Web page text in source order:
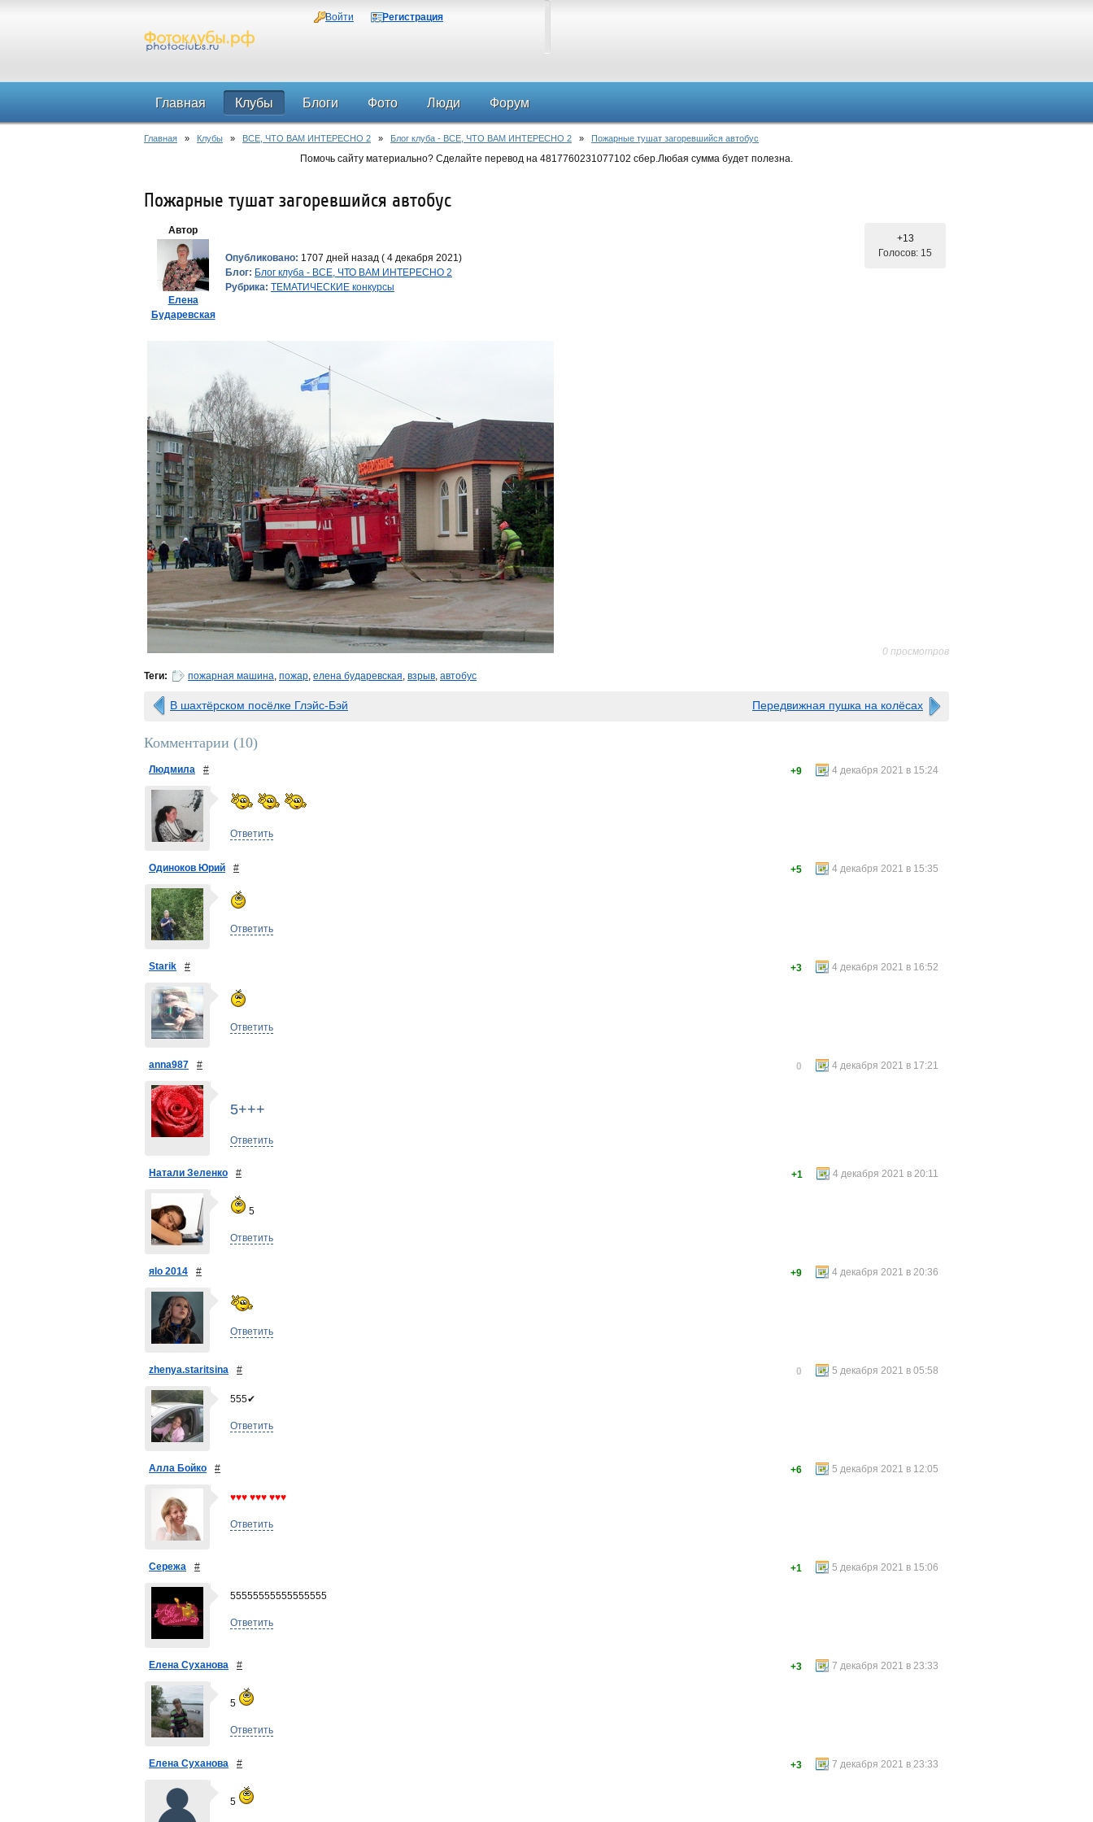
Войти Регистрация
Главная Клубы Блоги Фото Люди Форум
Главная » Клубы » ВСЕ, ЧТО ВАМ ИНТЕРЕСНО 2 » Блог клуба - ВСЕ, ЧТО ВАМ ИНТЕРЕСНО 2 » Пожарные тушат загоревшийся автобус
Помочь сайту материально? Сделайте перевод на 4817760231077102 сбер.Любая сумма будет полезна.
Пожарные тушат загоревшийся автобус
Автор
Елена
Бударевская
Опубликовано: 1707 дней назад ( 4 декабря 2021)
Блог: Блог клуба - ВСЕ, ЧТО ВАМ ИНТЕРЕСНО 2
Рубрика: ТЕМАТИЧЕСКИЕ конкурсы
+13
Голосов: 15
0 просмотров
Теги: пожарная машина, пожар, елена бударевская, взрыв, автобус
В шахтёрском посёлке Глэйс-Бэй Передвижная пушка на колёсах
Комментарии (10)
Людмила # 4 декабря 2021 в 15:24
+9
Ответить
Одиноков Юрий # 4 декабря 2021 в 15:35
+5
Ответить
Starik # 4 декабря 2021 в 16:52
+3
Ответить
anna987 # 4 декабря 2021 в 17:21
0
5+++
Ответить
Натали Зеленко # 4 декабря 2021 в 20:11
+1
5
Ответить
яlo 2014 # 4 декабря 2021 в 20:36
+9
Ответить
zhenya.staritsina # 5 декабря 2021 в 05:58
0
555✔
Ответить
Алла Бойко # 5 декабря 2021 в 12:05
+6
♥♥♥ ♥♥♥ ♥♥♥
Ответить
Сережа # 5 декабря 2021 в 15:06
+1
55555555555555555
Ответить
Елена Суханова # 7 декабря 2021 в 23:33
+3
5
Ответить
Елена Суханова # 7 декабря 2021 в 23:33
+3
5